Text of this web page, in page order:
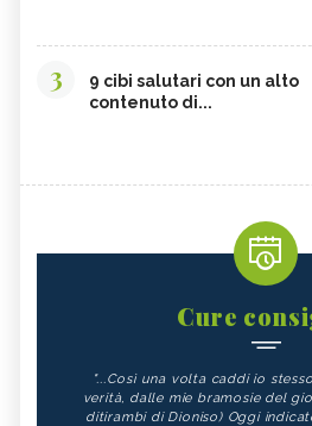
3
9 cibi salutari con un alto
contenuto di...
Cure
"...Così una volta caddi io
verità, dalle mie bramosie del
ditirambi di Dioniso) Oggi